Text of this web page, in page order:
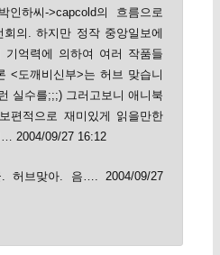
인하씨->capcold의 흐름으로
의. 하지만 정작 중앙일보에
기억력에 의하여 여러 작품들
<도깨비신부>는 허브 맞습니
실수를;;;) 그러고보니 애니북
편적으로 재미있게 읽을만한
2004/09/27 16:12
허브맞아. 음…. 2004/09/27